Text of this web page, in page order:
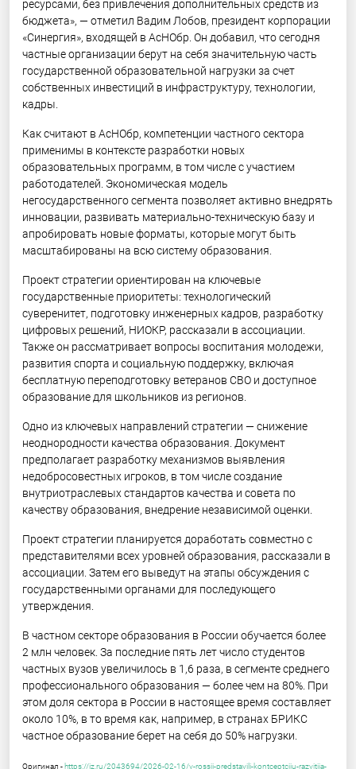
ресурсами, без привлечения дополнительных средств из
бюджета», — отметил Вадим Лобов, президент корпорации
«Синергия», входящей в АсНОбр. Он добавил, что сегодня
частные организации берут на себя значительную часть
государственной образовательной нагрузки за счет
собственных инвестиций в инфраструктуру, технологии,
кадры.
Как считают в АсНОбр, компетенции частного сектора
применимы в контексте разработки новых
образовательных программ, в том числе с участием
работодателей. Экономическая модель
негосударственного сегмента позволяет активно внедрять
инновации, развивать материально-техническую базу и
апробировать новые форматы, которые могут быть
масштабированы на всю систему образования.
Проект стратегии ориентирован на ключевые
государственные приоритеты: технологический
суверенитет, подготовку инженерных кадров, разработку
цифровых решений, НИОКР, рассказали в ассоциации.
Также он рассматривает вопросы воспитания молодежи,
развития спорта и социальную поддержку, включая
бесплатную переподготовку ветеранов СВО и доступное
образование для школьников из регионов.
Одно из ключевых направлений стратегии — снижение
неоднородности качества образования. Документ
предполагает разработку механизмов выявления
недобросовестных игроков, в том числе создание
внутриотраслевых стандартов качества и совета по
качеству образования, внедрение независимой оценки.
Проект стратегии планируется доработать совместно с
представителями всех уровней образования, рассказали в
ассоциации. Затем его выведут на этапы обсуждения с
государственными органами для последующего
утверждения.
В частном секторе образования в России обучается более
2 млн человек. За последние пять лет число студентов
частных вузов увеличилось в 1,6 раза, в сегменте среднего
профессионального образования — более чем на 80%. При
этом доля сектора в России в настоящее время составляет
около 10%, в то время как, например, в странах БРИКС
частное образование берет на себя до 50% нагрузки.
Оригинал - https://iz.ru/2043694/2026-02-16/v-rossii-predstavili-kontceptciiu-razvitiia-